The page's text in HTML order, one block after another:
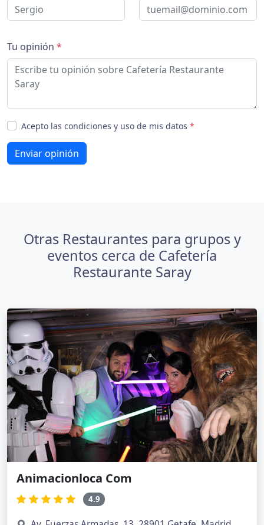
Tu opinión *
Acepto las condiciones y uso de mis datos *
Enviar opinión
Otras Restaurantes para grupos y
eventos cerca de Cafetería
Restaurante Saray
Animacionloca Com
4.9